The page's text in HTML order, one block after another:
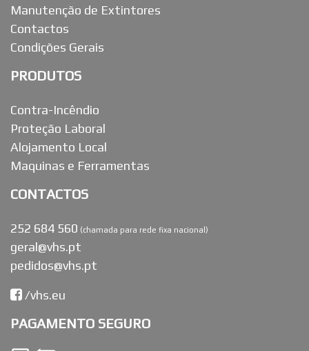
Manutenção de Extintores
Contactos
Condições Gerais
PRODUTOS
Contra-Incêndio
Proteção Laboral
Alojamento Local
Maquinas e Ferramentas
CONTACTOS
252 684 560 (chamada para rede fixa nacional)
geral@vhs.pt
pedidos@vhs.pt
/vhs.eu
PAGAMENTO SEGURO